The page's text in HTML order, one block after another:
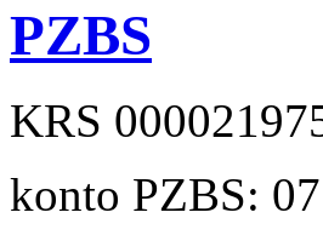
PZBS
KRS
konto PZBS: